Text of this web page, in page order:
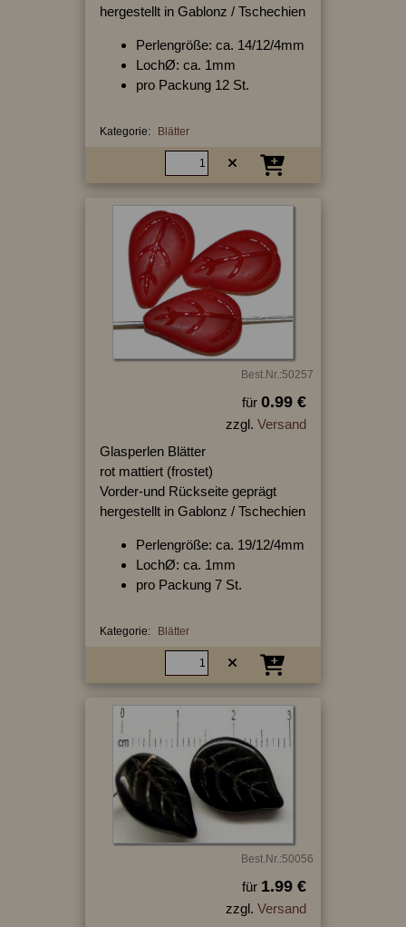
hergestellt in Gablonz / Tschechien
Perlengröße: ca. 14/12/4mm
LochØ: ca. 1mm
pro Packung 12 St.
Kategorie: Blätter
Best.Nr.:50257
für 0.99 €
zzgl. Versand
Glasperlen Blätter
rot mattiert (frostet)
Vorder-und Rückseite geprägt
hergestellt in Gablonz / Tschechien
Perlengröße: ca. 19/12/4mm
LochØ: ca. 1mm
pro Packung 7 St.
Kategorie: Blätter
Best.Nr.:50056
für 1.99 €
zzgl. Versand